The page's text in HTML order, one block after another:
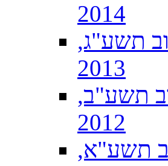
2014
תשע"ג,
2013
תשע"ב,
2012
תשע"א,